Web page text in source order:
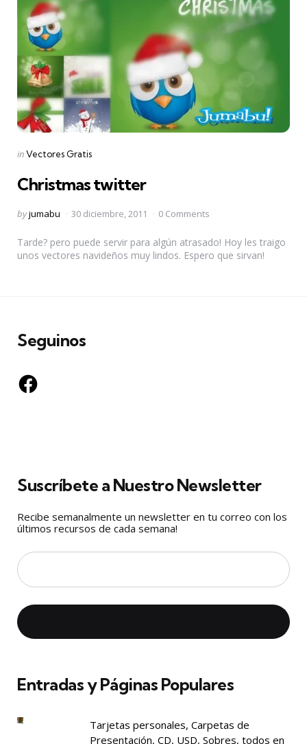
Categories
Posted
inVectores Gratis
Christmas twitter
Posted
byjumabu 30 diciembre, 2011 0 Comments
Tarde? pero puede servir para algún atrasado! Hoy les traigo
unos vectores navideños muy lindos. Espero que sirvan!
Seguinos
Facebook
Suscríbete a Nuestro Newsletter
Recibe semanalmente un newsletter en tu correo con los
últimos recursos de cada semana!
Entradas y Páginas Populares
Tarjetas personales, Carpetas de
Presentación, CD, USD, Sobres, todos en